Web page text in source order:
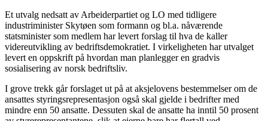
Et utvalg nedsatt av Arbeiderpartiet og LO med tidligere
industriminister Skytøen som formann og bl.a. nåværende
statsminister som medlem har levert forslag til hva de kaller
videreutvikling av bedriftsdemokratiet. I virkeligheten har utvalget
levert en oppskrift på hvordan man planlegger en gradvis
sosialisering av norsk bedriftsliv.
I grove trekk går forslaget ut på at aksjelovens bestemmelser om de
ansattes styringsrepresentasjon også skal gjelde i bedrifter med
mindre enn 50 ansatte. Dessuten skal de ansatte ha inntil 50 prosent